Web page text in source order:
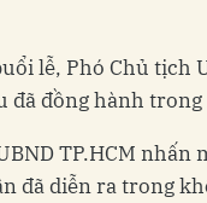
lễ, Phó Chủ tịch
đã đồng hành
TP.HCM nhấn
đã diễn ra trong